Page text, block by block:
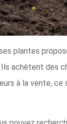
plantes
achètent des
à la vente, ce